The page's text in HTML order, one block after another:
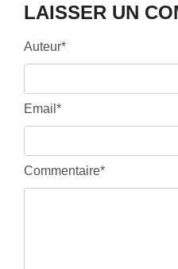
LAISSER UN
Auteur*
Email*
Commentaire*